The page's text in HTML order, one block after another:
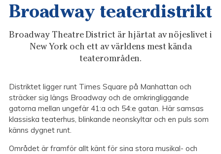
Broadway teaterdistrikt
Broadway Theatre District är hjärtat av nöjeslivet i
New York och ett av världens mest kända
teaterområden.
Distriktet ligger runt Times Square på Manhattan och
sträcker sig längs Broadway och de omkringliggande
gatorna mellan ungefär 41:a och 54:e gatan. Här samsas
klassiska teaterhus, blinkande neonskyltar och en puls som
känns dygnet runt.
Området är framför allt känt för sina stora musikal- och